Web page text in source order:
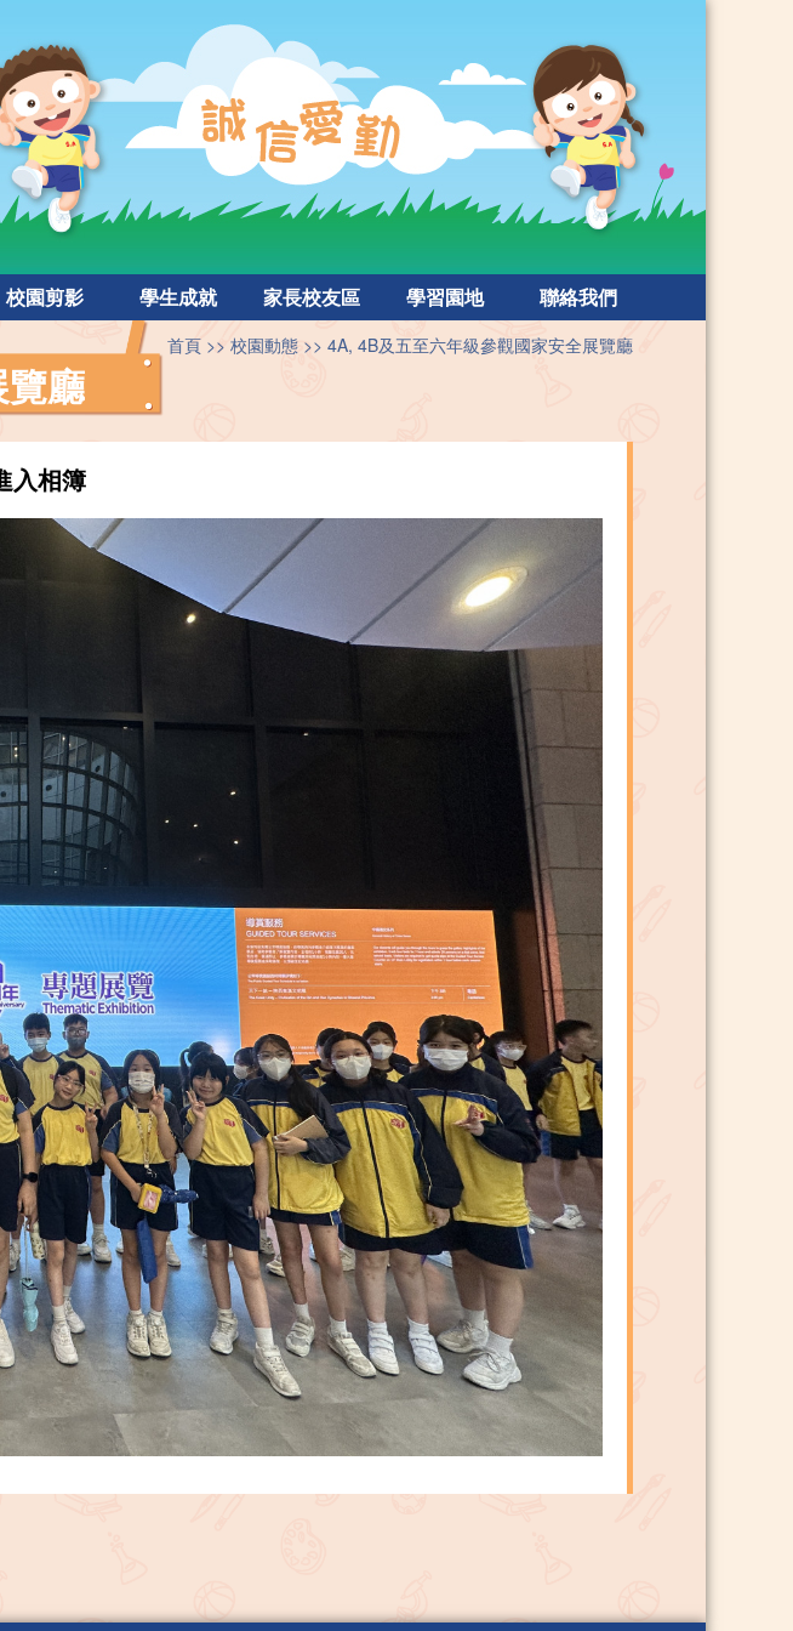
校園剪影 學生成就 家長校友區 學習園地 聯絡我們
廳
首頁 校園動態 4A, 4B及五至六年級參觀國家安全展覽廳
入相簿